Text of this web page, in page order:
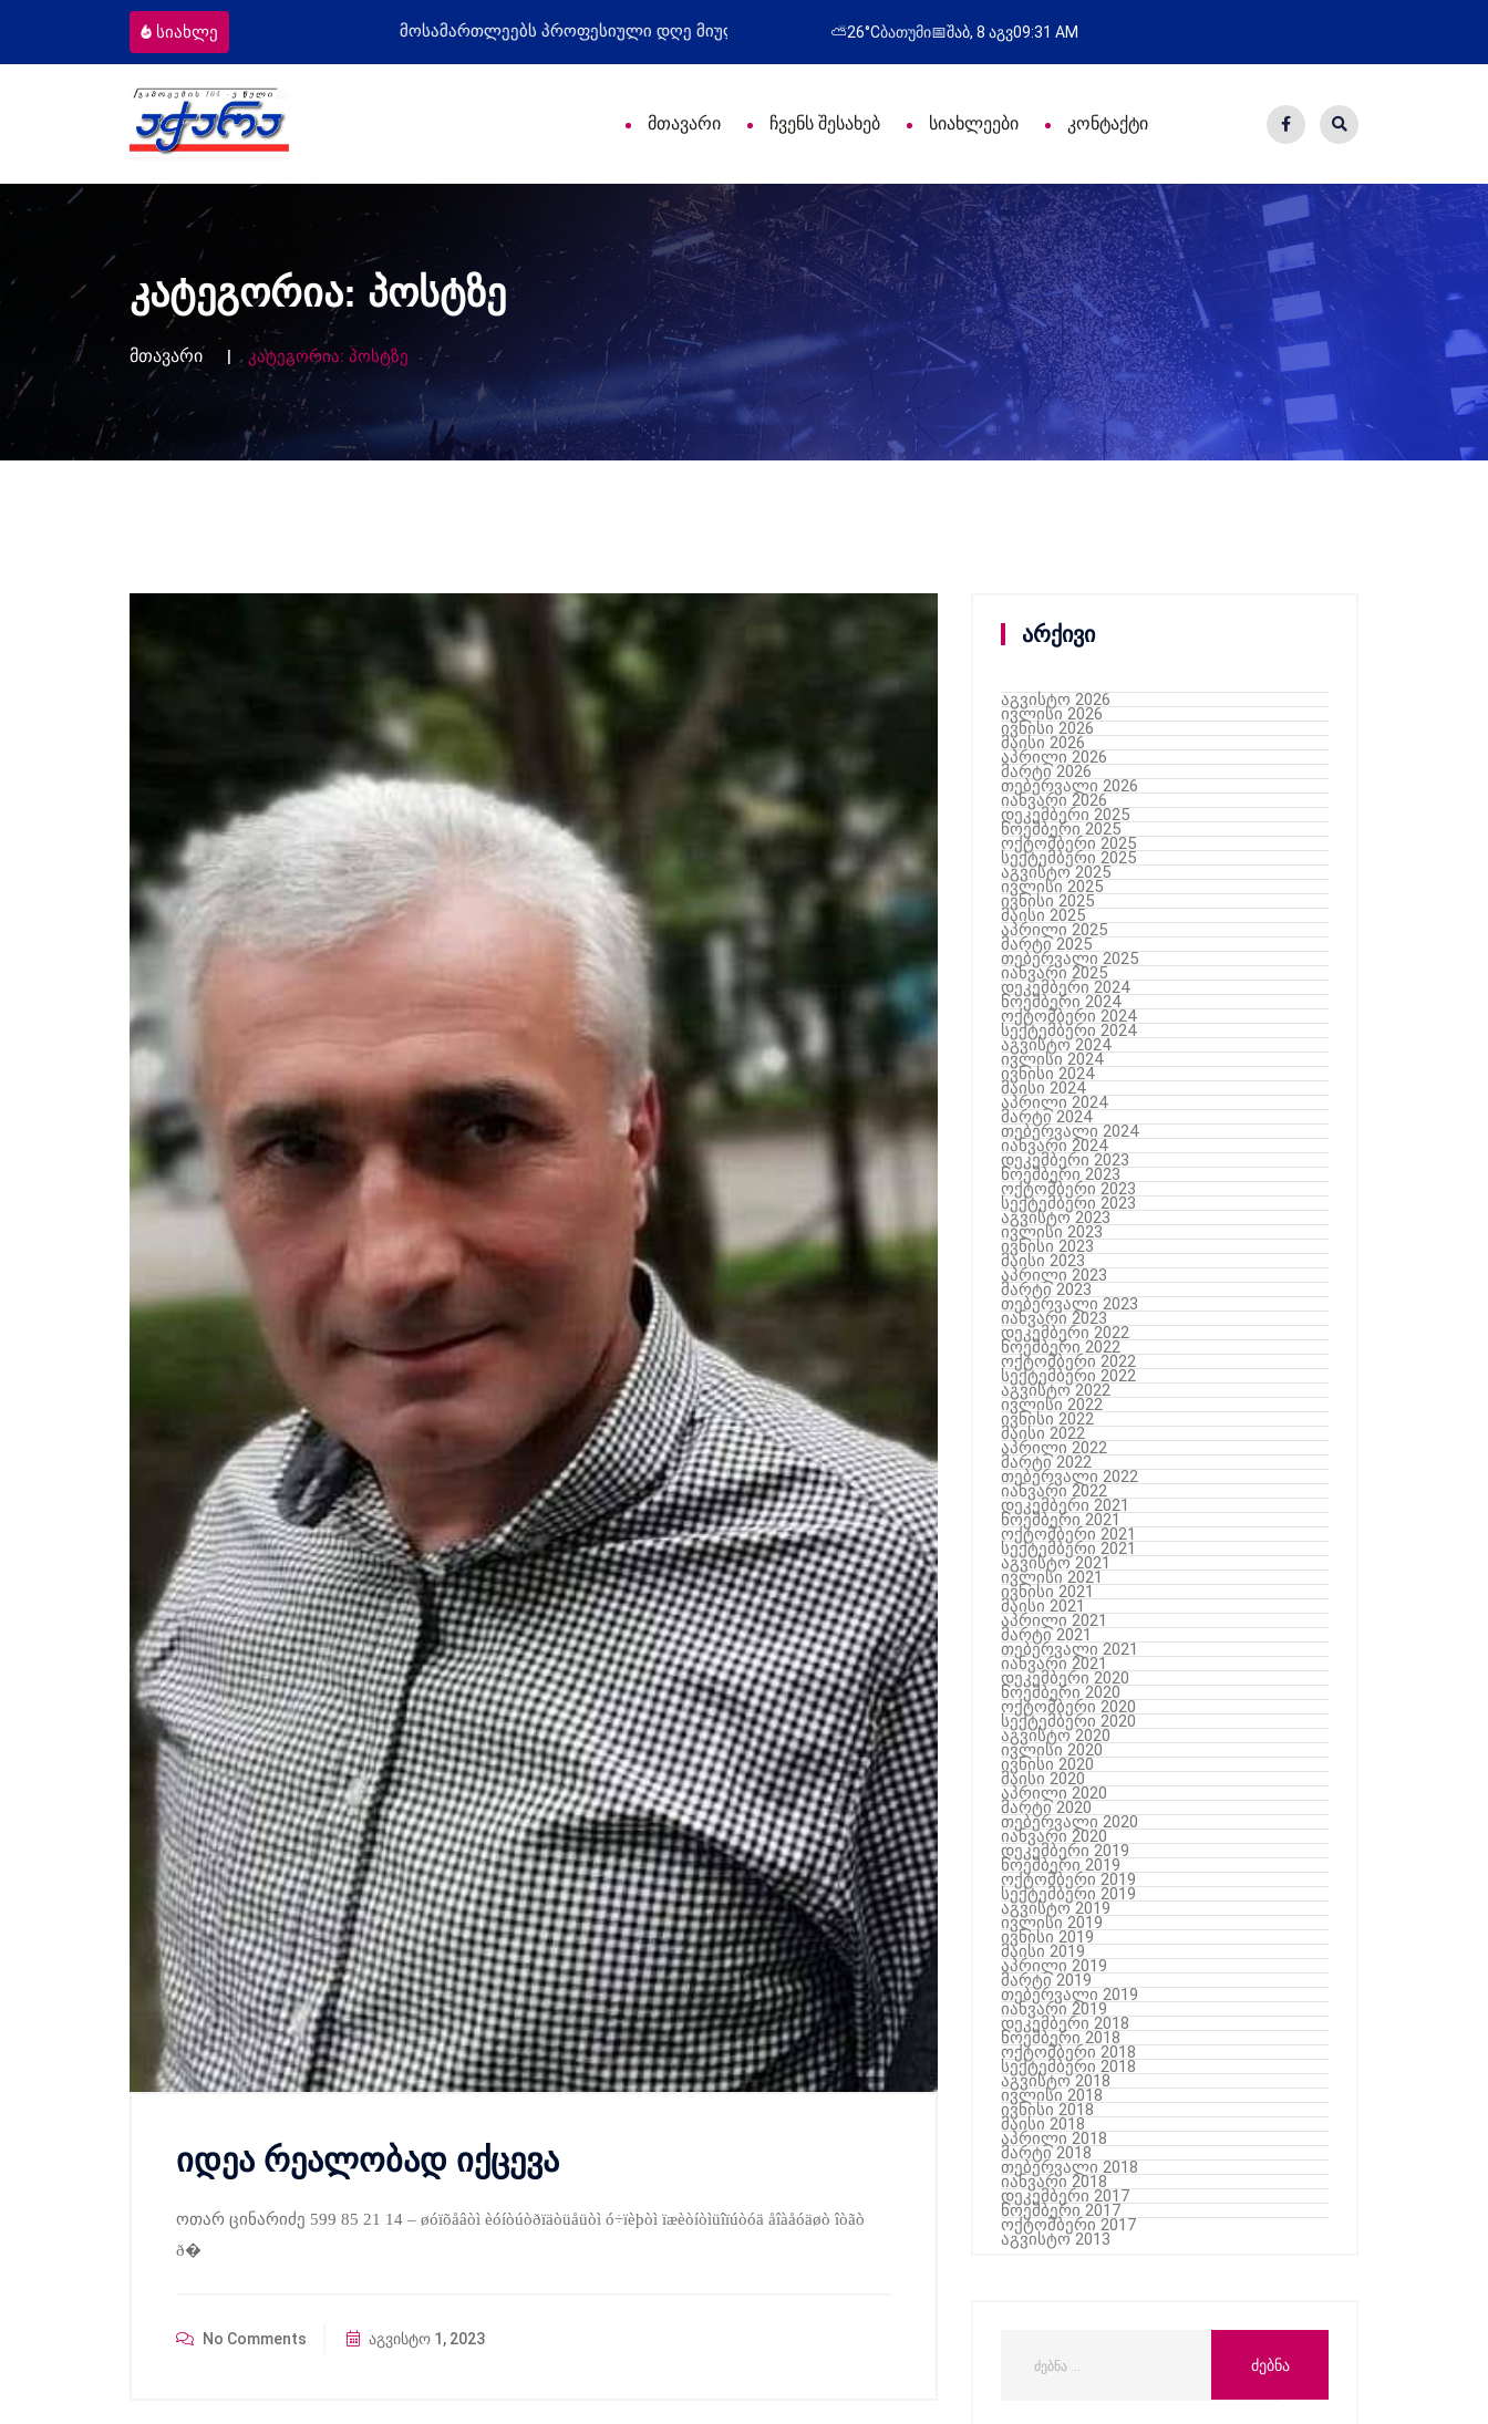
სიახლე მოსამართლეებს პროფესიული დღე მიულოცა წარმატებული გამოსვლა
⛅26°Cბათუმი📅შაბ, 8 აგვ09:31 AM
მთავარი ჩვენს შესახებ სიახლეები კონტაქტი
კატეგორია: პოსტზე
მთავარი კატეგორია: პოსტზე
იდეა რეალობად იქცევა
ოთარ ცინარიძე 599 85 21 14 – øóïõåâòì èóíòúòðïäòüåüòì ó÷ïèþòì ïæèòíòìüîïúòóä åîàåóäøò îòãò
ð�
No Comments აგვისტო 1, 2023
არქივი
აგვისტო 2026
ივლისი 2026
ივნისი 2026
მაისი 2026
აპრილი 2026
მარტი 2026
თებერვალი 2026
იანვარი 2026
დეკემბერი 2025
ნოემბერი 2025
ოქტომბერი 2025
სექტემბერი 2025
აგვისტო 2025
ივლისი 2025
ივნისი 2025
მაისი 2025
აპრილი 2025
მარტი 2025
თებერვალი 2025
იანვარი 2025
დეკემბერი 2024
ნოემბერი 2024
ოქტომბერი 2024
სექტემბერი 2024
აგვისტო 2024
ივლისი 2024
ივნისი 2024
მაისი 2024
აპრილი 2024
მარტი 2024
თებერვალი 2024
იანვარი 2024
დეკემბერი 2023
ნოემბერი 2023
ოქტომბერი 2023
სექტემბერი 2023
აგვისტო 2023
ივლისი 2023
ივნისი 2023
მაისი 2023
აპრილი 2023
მარტი 2023
თებერვალი 2023
იანვარი 2023
დეკემბერი 2022
ნოემბერი 2022
ოქტომბერი 2022
სექტემბერი 2022
აგვისტო 2022
ივლისი 2022
ივნისი 2022
მაისი 2022
აპრილი 2022
მარტი 2022
თებერვალი 2022
იანვარი 2022
დეკემბერი 2021
ნოემბერი 2021
ოქტომბერი 2021
სექტემბერი 2021
აგვისტო 2021
ივლისი 2021
ივნისი 2021
მაისი 2021
აპრილი 2021
მარტი 2021
თებერვალი 2021
იანვარი 2021
დეკემბერი 2020
ნოემბერი 2020
ოქტომბერი 2020
სექტემბერი 2020
აგვისტო 2020
ივლისი 2020
ივნისი 2020
მაისი 2020
აპრილი 2020
მარტი 2020
თებერვალი 2020
იანვარი 2020
დეკემბერი 2019
ნოემბერი 2019
ოქტომბერი 2019
სექტემბერი 2019
აგვისტო 2019
ივლისი 2019
ივნისი 2019
მაისი 2019
აპრილი 2019
მარტი 2019
თებერვალი 2019
იანვარი 2019
დეკემბერი 2018
ნოემბერი 2018
ოქტომბერი 2018
სექტემბერი 2018
აგვისტო 2018
ივლისი 2018
ივნისი 2018
მაისი 2018
აპრილი 2018
მარტი 2018
თებერვალი 2018
იანვარი 2018
დეკემბერი 2017
ნოემბერი 2017
ოქტომბერი 2017
აგვისტო 2013